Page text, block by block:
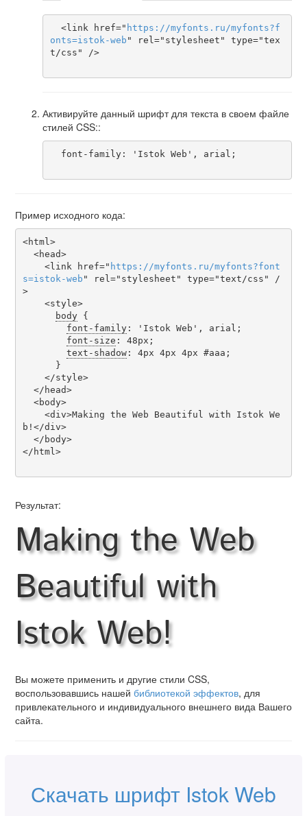
  <link href="
https ://myfonts . ru /myfonts?f
onts=istok-web " rel="stylesheet" type="tex
t/css" />
Активируйте данный шрифт для текста в своем файле
стилей CSS::
Пример исходного кода:
<html>
    <link href="
https ://myfonts . ru /myfonts?font
s=istok-web " rel="stylesheet" type="text/css" /
>
body {
font-family: 'Istok Web', arial;
font-size : 48px;
text-shadow: 4px 4px 4px #aaa;
b!</div>
</html>
Результат:
Making the Web
Beautiful with
Istok Web!
Вы можете применить и другие стили CSS,
воспользовавшись нашей библиотекой эффектов, для
привлекательного и индивидуального внешнего вида Вашего
сайта.
Скачать шрифт Istok Web